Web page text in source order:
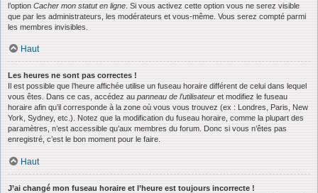
l’option Cacher mon statut en ligne . Si vous activez cette option vous ne serez visible
que par les administrateurs, les modérateurs et vous-même. Vous serez compté parmi
les membres invisibles.
Haut
Les heures ne sont pas correctes !
Il est possible que l’heure affichée utilise un fuseau horaire différent de celui dans lequel
vous êtes. Dans ce cas, accédez au panneau de l’utilisateur et modifiez le fuseau
horaire afin qu’il corresponde à la zone où vous vous trouvez (ex : Londres, Paris, New
York, Sydney, etc.). Notez que la modification du fuseau horaire, comme la plupart des
paramètres, n’est accessible qu’aux membres du forum. Donc si vous n’êtes pas
enregistré, c’est le bon moment pour le faire.
Haut
J’ai changé mon fuseau horaire et l’heure est toujours incorrecte !